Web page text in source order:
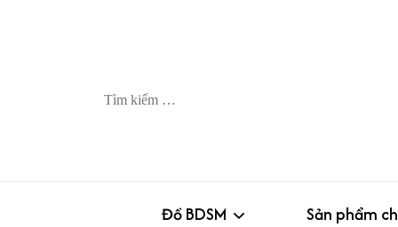
Tìm
Đồ BDSM Sản phẩm